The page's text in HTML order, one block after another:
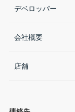
デベロッパー
会社概要
店舗​